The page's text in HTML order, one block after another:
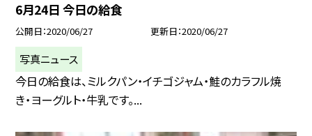
6月24日 今日の給食
公開日 2020/06/27 更新日 2020/06/27
写真ニュース
今日の給食は、ミルクパン・イチゴジャム・鮭のカラフル焼
き・ヨーグルト・牛乳です。...